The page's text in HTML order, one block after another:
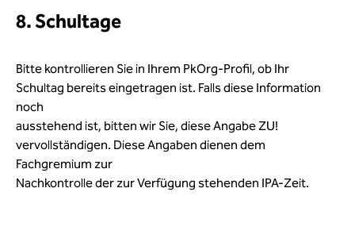
8. Schultage
Bitte kontrollieren Sie in Ihrem PkOrg-Profil, ob Ihr
Schultag bereits eingetragen ist. Falls diese Information
noch
ausstehend ist, bitten wir Sie, diese Angabe ZU!
vervollständigen. Diese Angaben dienen dem
Fachgremium zur
Nachkontrolle der zur Verfügung stehenden IPA-Zeit.